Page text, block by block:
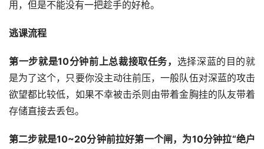
用，但是不能没有一把趁手的好枪。
逃课流程
第一步就是10分钟前上总裁接取任务， 选择深蓝的目的就
是为了这个，只要你没主动往前压，一般队伍对深蓝的攻击
欲望都比较低，如果不幸被击杀则由带着金胸挂的队友带着
存储直接去丢包。
第二步就是10~20分钟前拉好第一个闸，为10分钟拉“绝户